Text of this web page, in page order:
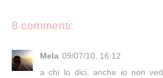
8 commenti:
Mela 09/07/10, 16:12
a chi lo dici, anche io non